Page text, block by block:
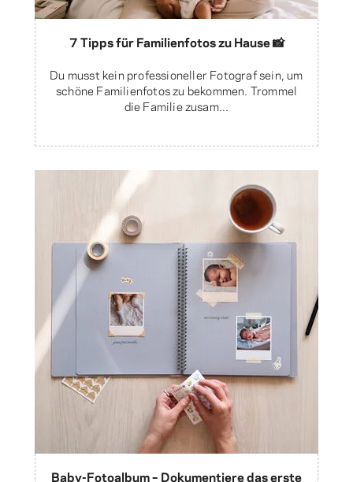
7 Tipps für Familienfotos zu Hause 📸
Du musst kein professioneller Fotograf sein, um
schöne Familienfotos zu bekommen. Trommel
die Familie zusam...
Baby-Fotoalbum – Dokumentiere das erste